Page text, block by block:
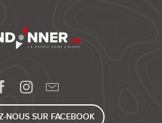
NOUS SUR FACEBOOK